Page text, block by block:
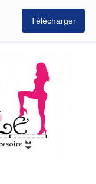
Télécharger